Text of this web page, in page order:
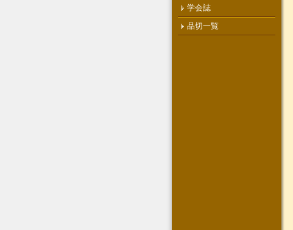
学会誌
品切一覧